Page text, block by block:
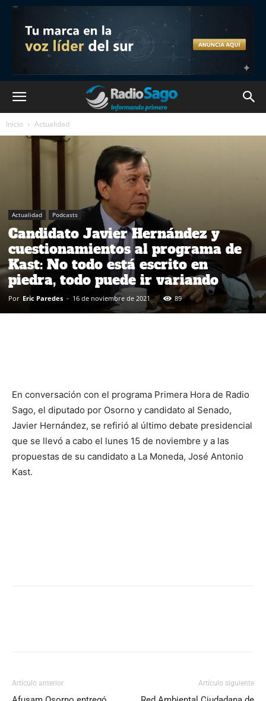
Inicio Actualidad
Actualidad Podcasts
Candidato Javier Hernández y
cuestionamientos al programa de
Kast: No todo está escrito en
piedra, todo puede ir variando
Por Eric Paredes - 16 de noviembre de 2021 89
En conversación con el programa Primera Hora de Radio
Sago, el diputado por Osorno y candidato al Senado,
Javier Hernández, se refirió al último debate presidencial
que se llevó a cabo el lunes 15 de noviembre y a las
propuestas de su candidato a La Moneda, José Antonio
Kast.
Artículo anterior Artículo siguiente